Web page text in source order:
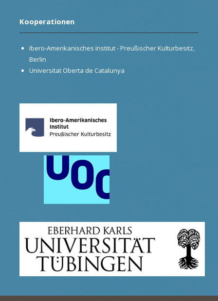
Kooperationen
Ibero-Amerikanisches Institut - Preußischer Kulturbesitz,
Berlin
Universitat Oberta de Catalunya